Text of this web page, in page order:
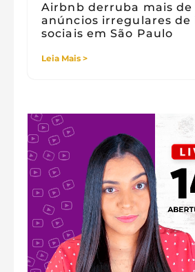
Airbnb derruba mais de
anúncios irregulares de
sociais em São Paulo
Leia Mais >